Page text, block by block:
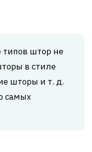
типов штор не
в стиле
шторы и т. д.
самых